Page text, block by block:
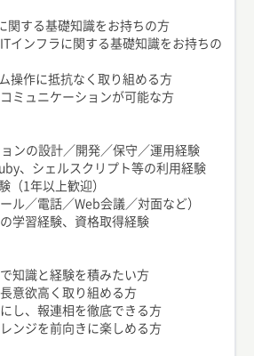
関する基礎知識をお持ちの方
インフラに関する基礎知識をお持ちの
操作に抵抗なく取り組める方
ミュニケーションが可能な方
ンの設計／開発／保守／運用経験
、シェルスクリプト等の利用経験
（1年以上歓迎）
ル／電話／Web会議／対面など）
学習経験、資格取得経験
知識と経験を積みたい方
意欲高く取り組める方
し、報連相を徹底できる方
ンジを前向きに楽しめる方